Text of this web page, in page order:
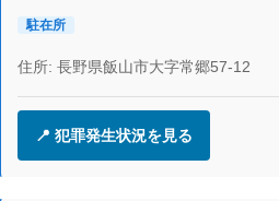
駐在所
住所: 長野県飯山市大字常郷57-12
📍 犯罪発生状況を見る